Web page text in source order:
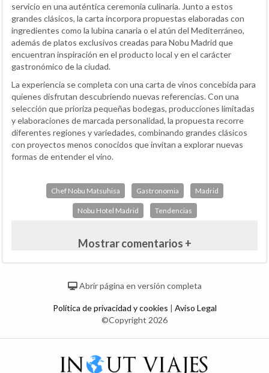
servicio en una auténtica ceremonia culinaria. Junto a estos
grandes clásicos, la carta incorpora propuestas elaboradas con
ingredientes como la lubina canaria o el atún del Mediterráneo,
además de platos exclusivos creadas para Nobu Madrid que
encuentran inspiración en el producto local y en el carácter
gastronómico de la ciudad.
La experiencia se completa con una carta de vinos concebida para
quienes disfrutan descubriendo nuevas referencias. Con una
selección que prioriza pequeñas bodegas, producciones limitadas
y elaboraciones de marcada personalidad, la propuesta recorre
diferentes regiones y variedades, combinando grandes clásicos
con proyectos menos conocidos que invitan a explorar nuevas
formas de entender el vino.
Chef Nobu Matsuhisa Gastronomia Madrid
Nobu Hotel Madrid Tendencias
Mostrar comentarios +
Abrir página en versión completa
Política de privacidad y cookies | Aviso Legal
©Copyright 2026